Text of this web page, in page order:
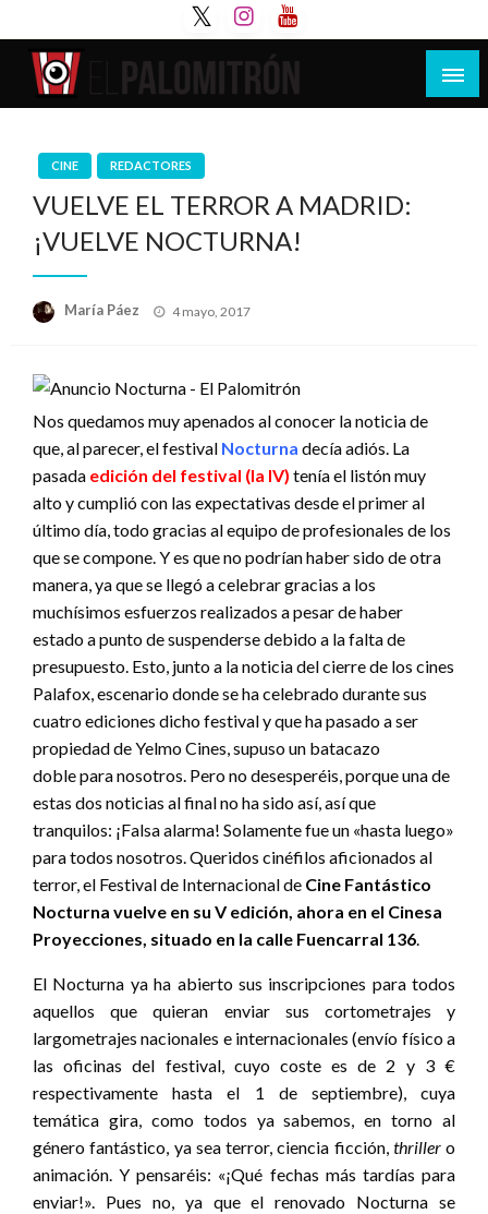
al
contenido
Tu espacio de la industria de cine española y
CINE REDACTORES
VUELVE EL TERROR A MADRID:
¡VUELVE NOCTURNA!
María Páez
Publicado
4 mayo, 2017
Nos quedamos muy apenados al conocer la noticia de
que, al parecer, el festival Nocturna decía adiós. La
pasada edición del festival (la IV) tenía el listón muy
alto y cumplió con las expectativas desde el primer al
último día, todo gracias al equipo de profesionales de los
que se compone. Y es que no podrían haber sido de otra
manera, ya que se llegó a celebrar gracias a los
muchísimos esfuerzos realizados a pesar de haber
estado a punto de suspenderse debido a la falta de
presupuesto. Esto, junto a la noticia del cierre de los cines
Palafox, escenario donde se ha celebrado durante sus
cuatro ediciones dicho festival y que ha pasado a ser
propiedad de Yelmo Cines, supuso un batacazo
doble para nosotros. Pero no desesperéis, porque una de
estas dos noticias al final no ha sido así, así que
tranquilos: ¡Falsa alarma! Solamente fue un «hasta luego»
para todos nosotros. Queridos cinéfilos aficionados al
terror, el Festival de Internacional de Cine Fantástico
Nocturna vuelve en su V edición, ahora en el Cinesa
Proyecciones, situado en la calle Fuencarral 136.
El Nocturna ya ha abierto sus inscripciones para todos
aquellos que quieran enviar sus cortometrajes y
largometrajes nacionales e internacionales (envío físico a
las oficinas del festival, cuyo coste es de 2 y 3 €
respectivamente hasta el 1 de septiembre), cuya
temática gira, como todos ya sabemos, en torno al
género fantástico, ya sea terror, ciencia ficción, thrillero
animación. Y pensaréis: «¡Qué fechas más tardías para
enviar!». Pues no, ya que el renovado Nocturna se